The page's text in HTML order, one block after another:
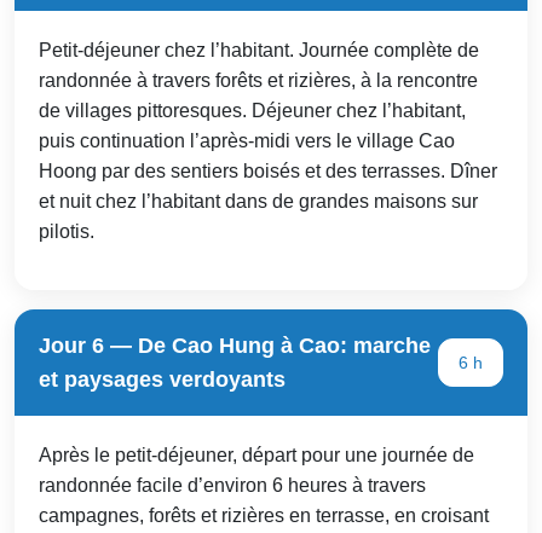
Petit-déjeuner chez l’habitant. Journée complète de
randonnée à travers forêts et rizières, à la rencontre
de villages pittoresques. Déjeuner chez l’habitant,
puis continuation l’après-midi vers le village Cao
Hoong par des sentiers boisés et des terrasses. Dîner
et nuit chez l’habitant dans de grandes maisons sur
pilotis.
Jour 6 — De Cao Hung à Cao: marche
et paysages verdoyants
6 h
Après le petit-déjeuner, départ pour une journée de
randonnée facile d’environ 6 heures à travers
campagnes, forêts et rizières en terrasse, en croisant